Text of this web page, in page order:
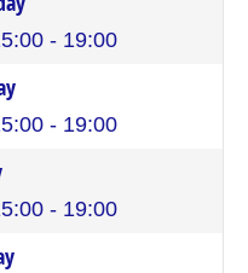
- 19:00
- 19:00
- 19:00